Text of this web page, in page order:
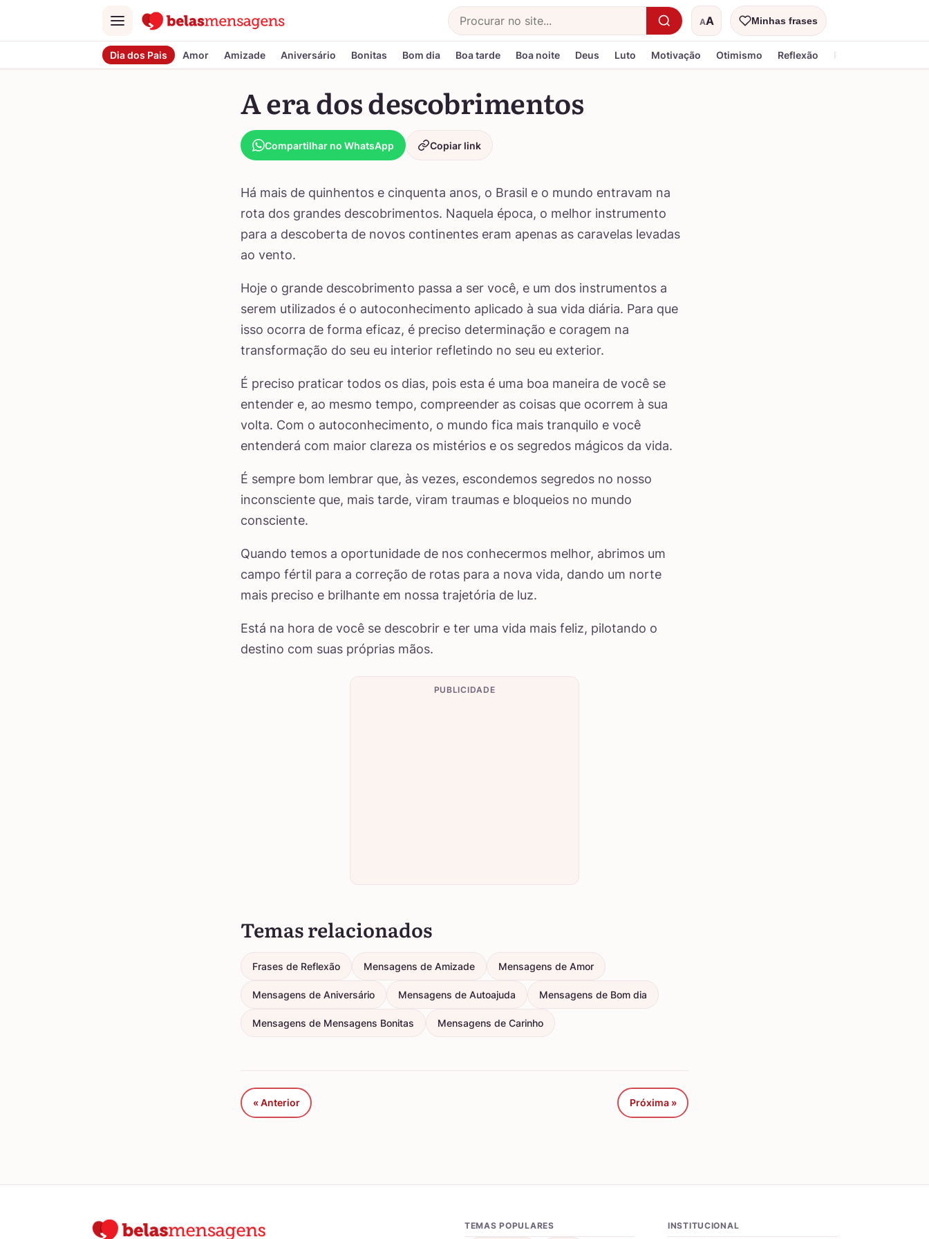
Menu
Buscar AA
Tamanho do textoMinhas frases
Dia dos Pais Amor Amizade Aniversário Bonitas Bom dia Boa tarde Boa noite Deus Luto Motivação Otimismo Reflexão Religiosa
A era dos descobrimentos
Compartilhar no WhatsApp Copiar link
Há mais de quinhentos e cinquenta anos, o Brasil e o mundo entravam na
rota dos grandes descobrimentos. Naquela época, o melhor instrumento
para a descoberta de novos continentes eram apenas as caravelas levadas
ao vento.
Hoje o grande descobrimento passa a ser você, e um dos instrumentos a
serem utilizados é o autoconhecimento aplicado à sua vida diária. Para que
isso ocorra de forma eficaz, é preciso determinação e coragem na
transformação do seu eu interior refletindo no seu eu exterior.
É preciso praticar todos os dias, pois esta é uma boa maneira de você se
entender e, ao mesmo tempo, compreender as coisas que ocorrem à sua
volta. Com o autoconhecimento, o mundo fica mais tranquilo e você
entenderá com maior clareza os mistérios e os segredos mágicos da vida.
É sempre bom lembrar que, às vezes, escondemos segredos no nosso
inconsciente que, mais tarde, viram traumas e bloqueios no mundo
consciente.
Quando temos a oportunidade de nos conhecermos melhor, abrimos um
campo fértil para a correção de rotas para a nova vida, dando um norte
mais preciso e brilhante em nossa trajetória de luz.
Está na hora de você se descobrir e ter uma vida mais feliz, pilotando o
destino com suas próprias mãos.
PUBLICIDADE
Temas relacionados
Frases de Reflexão Mensagens de Amizade Mensagens de Amor
Mensagens de Aniversário Mensagens de Autoajuda Mensagens de Bom dia
Mensagens de Mensagens Bonitas Mensagens de Carinho
« Anterior Próxima »
TEMAS POPULARES INSTITUCIONAL